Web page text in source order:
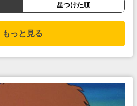
星つけた順
もっと見る